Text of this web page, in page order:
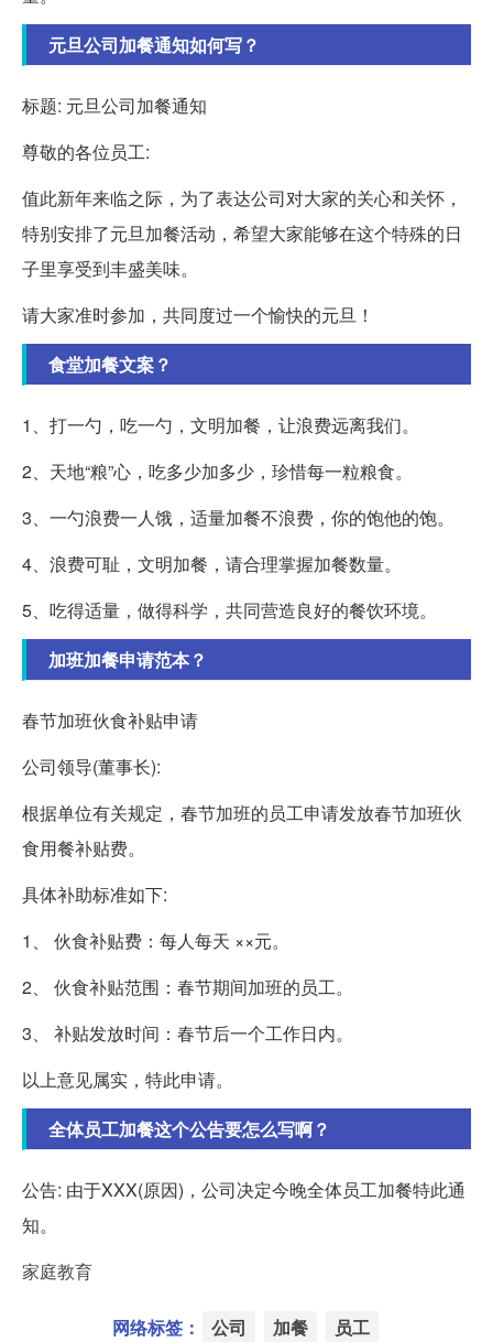
元旦公司加餐通知如何写？
标题: 元旦公司加餐通知
尊敬的各位员工:
值此新年来临之际，为了表达公司对大家的关心和关怀，
特别安排了元旦加餐活动，希望大家能够在这个特殊的日
子里享受到丰盛美味。
请大家准时参加，共同度过一个愉快的元旦！
食堂加餐文案？
1、打一勺，吃一勺，文明加餐，让浪费远离我们。
2、天地“粮”心，吃多少加多少，珍惜每一粒粮食。
3、一勺浪费一人饿，适量加餐不浪费，你的饱他的饱。
4、浪费可耻，文明加餐，请合理掌握加餐数量。
5、吃得适量，做得科学，共同营造良好的餐饮环境。
加班加餐申请范本？
春节加班伙食补贴申请
公司领导(董事长):
根据单位有关规定，春节加班的员工申请发放春节加班伙
食用餐补贴费。
具体补助标准如下:
1、 伙食补贴费：每人每天 ××元。
2、 伙食补贴范围：春节期间加班的员工。
3、 补贴发放时间：春节后一个工作日内。
以上意见属实，特此申请。
全体员工加餐这个公告要怎么写啊？
公告: 由于XXX(原因)，公司决定今晚全体员工加餐特此通
知。
家庭教育
网络标签： 公司 加餐 员工